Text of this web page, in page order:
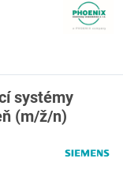
systémy
(m/ž/n)